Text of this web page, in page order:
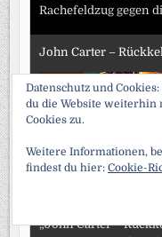
Rachefeldzug gegen
John Carter –
„John Carter –
Datenschutz und
du die Website weiterhin
Cookies zu.
Weitere Informationen,
findest du hier: Cookie-